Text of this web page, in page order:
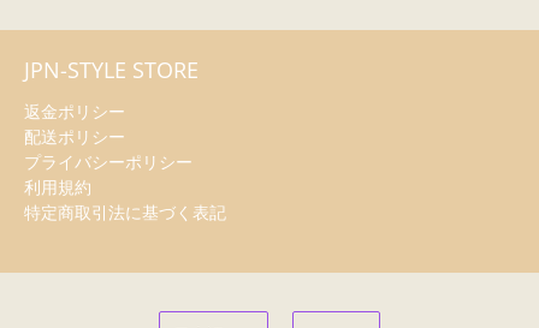
JPN-STYLE STORE
返金ポリシー
配送ポリシー
プライバシーポリシー
利用規約
特定商取引法に基づく表記